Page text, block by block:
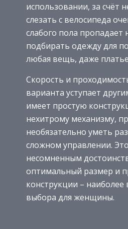
использовании, за счёт
слезать с велосипеда
слабого пола пропадает
подбирать одежду для
любая вещь, даже
Скорость и
варианта уступает
имеет простую
нехитрому механизму,
необязательно уметь
сложном управлении.
несомненным
оптимальный размер и
конструкции –
выбора для женщины.